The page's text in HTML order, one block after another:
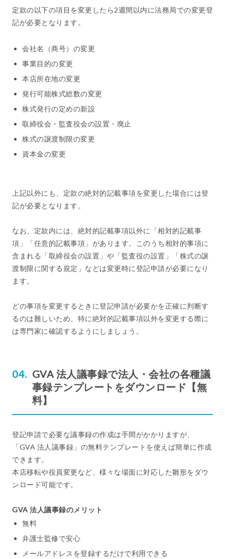
定款の以下の項目を変更したら2週間以内に法務局での変更登
記が必要となります。
会社名（商号）の変更
事業目的の変更
本店所在地の変更
発行可能株式総数の変更
株式発行の定めの新設
取締役会・監査役会の設置・廃止
株式の譲渡制限の変更
資本金の変更
上記以外にも、定款の絶対的記載事項を変更した場合には登
記が必要となります。
なお、定款内には、絶対的記載事項以外に「相対的記載事
項」「任意的記載事項」があります。このうち相対的事項に
含まれる「取締役会の設置」や「監査役の設置」「株式の譲
渡制限に関する規定」などは変更時に登記申請が必要になり
ます。
どの事項を変更するときに登記申請が必要かを正確に判断す
るのは難しいため、特に絶対的記載事項以外を変更する際に
は専門家に確認するようにしましょう。
GVA 法人議事録で法人・会社の各種議
事録テンプレートをダウンロード【無
料】
登記申請で必要な議事録の作成は手間がかかりますが、
「GVA 法人議事録」の無料テンプレートを使えば簡単に作成
できます。
本店移転や役員変更など、様々な場面に対応した雛形をダウ
ンロード可能です。
GVA 法人議事録のメリット
無料
弁護士監修で安心
メールアドレスを登録するだけで利用できる